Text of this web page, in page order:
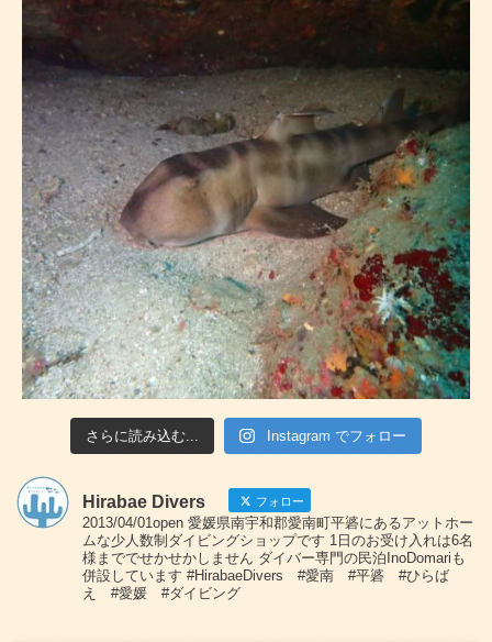
さらに読み込む... Instagram でフォロー
Hirabae Divers フォロー
2013/04/01open 愛媛県南宇和郡愛南町平碆にあるアットホー
ムな少人数制ダイビングショップです 1日のお受け入れは6名
様まででせかせかしません ダイバー専門の民泊InoDomariも
併設しています #HirabaeDivers #愛南 #平碆 #ひらば
え #愛媛 #ダイビング